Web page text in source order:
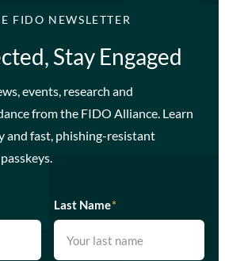
FIDO NEWSLETTER
Stay Engaged
events, research and
from the FIDO Alliance. Learn
and fast, phishing-resistant
Last Name*